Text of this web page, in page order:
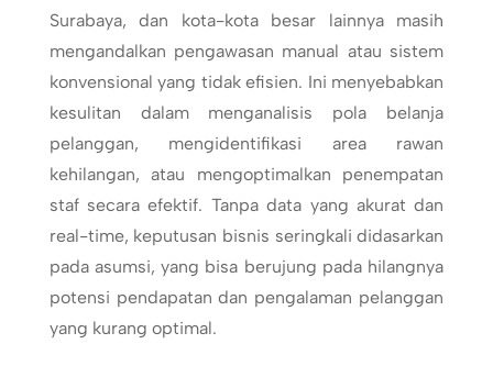
Surabaya, dan kota-kota besar lainnya masih
mengandalkan pengawasan manual atau sistem
konvensional yang tidak efisien. Ini menyebabkan
kesulitan dalam menganalisis pola belanja
pelanggan, mengidentifikasi area rawan
kehilangan, atau mengoptimalkan penempatan
staf secara efektif. Tanpa data yang akurat dan
real-time, keputusan bisnis seringkali didasarkan
pada asumsi, yang bisa berujung pada hilangnya
potensi pendapatan dan pengalaman pelanggan
yang kurang optimal.